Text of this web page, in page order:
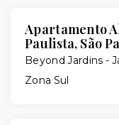
Apartamento
Paulista, São
Beyond Jardins -
Zona Sul